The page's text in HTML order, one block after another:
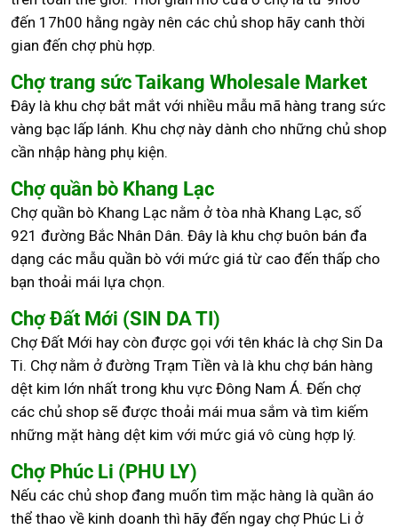
đến 17h00 hằng ngày nên các chủ shop hãy canh thời
gian đến chợ phù hợp.
Chợ trang sức Taikang Wholesale Market
Đây là khu chợ bắt mắt với nhiều mẫu mã hàng trang sức
vàng bạc lấp lánh. Khu chợ này dành cho những chủ shop
cần nhập hàng phụ kiện.
Chợ quần bò Khang Lạc
Chợ quần bò Khang Lạc nằm ở tòa nhà Khang Lạc, số
921 đường Bắc Nhân Dân. Đây là khu chợ buôn bán đa
dạng các mẫu quần bò với mức giá từ cao đến thấp cho
bạn thoải mái lựa chọn.
Chợ Đất Mới (SIN DA TI)
Chợ Đất Mới hay còn được gọi với tên khác là chợ Sin Da
Ti. Chợ nằm ở đường Trạm Tiền và là khu chợ bán hàng
dệt kim lớn nhất trong khu vực Đông Nam Á. Đến chợ
các chủ shop sẽ được thoải mái mua sắm và tìm kiếm
những mặt hàng dệt kim với mức giá vô cùng hợp lý.
Chợ Phúc Li (PHU LY)
Nếu các chủ shop đang muốn tìm mặc hàng là quần áo
thể thao về kinh doanh thì hãy đến ngay chợ Phúc Li ở